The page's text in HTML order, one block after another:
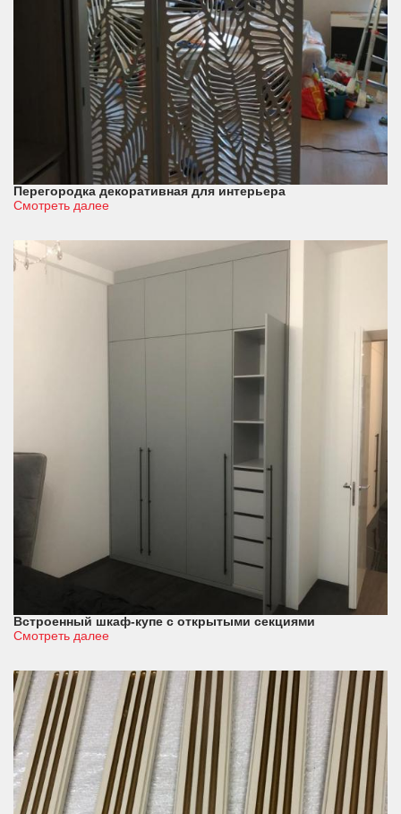
Перегородка декоративная для интерьера
Смотреть далее
Встроенный шкаф-купе с открытыми секциями
Смотреть далее